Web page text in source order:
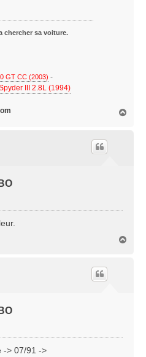
chercher sa voiture.
GT CC (2003) -
III 2.8L (1994)
-> 07/91 ->